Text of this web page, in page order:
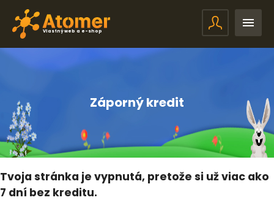
Vlastný web a e-shop
Záporný kredit
Tvoja stránka je vypnutá, pretože si už viac ako
7 dní bez kreditu.